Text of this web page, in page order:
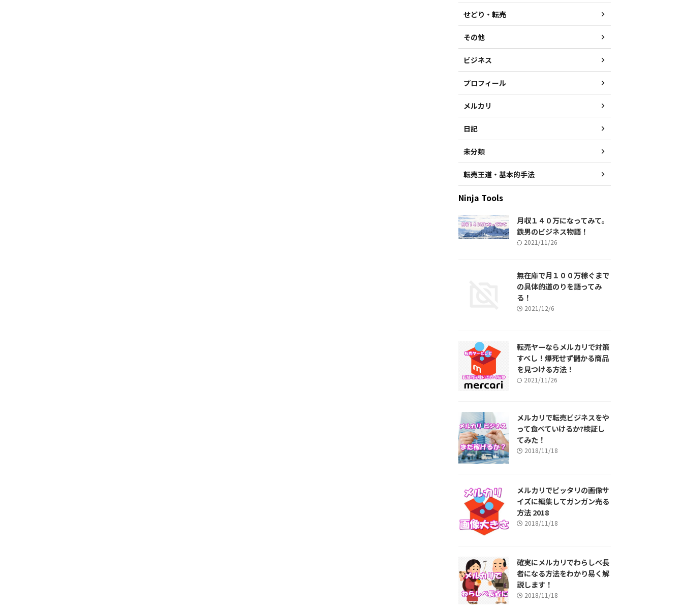
せどり・転売
その他
ビジネス
プロフィール
メルカリ
日記
未分類
転売王道・基本的手法
Ninja Tools
月収１４０万になってみて。
鉄男のビジネス物語！
2021/11/26
無在庫で月１００万稼ぐまで
の具体的道のりを語ってみ
る！
2021/12/6
転売ヤーならメルカリで対策
すべし！爆死せず儲かる商品
を見つける方法！
2021/11/26
メルカリで転売ビジネスをや
って食べていけるか?検証し
てみた！
2018/11/18
メルカリでピッタリの画像サ
イズに編集してガンガン売る
方法 2018
2018/11/18
確実にメルカリでわらしべ長
者になる方法をわかり易く解
説します！
2018/11/18